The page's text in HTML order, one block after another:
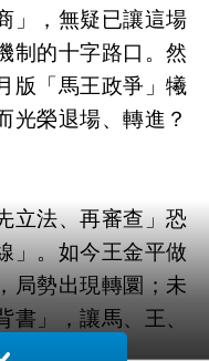
」，無疑已讓這場
制的十字路口。然
版「馬王政爭」犧
光榮退場、轉進？
立法、再審查」恐
」。如今王金平做
局勢出現轉圜；未
書」，讓馬、王、